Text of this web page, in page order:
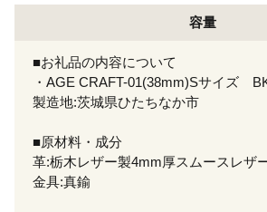
容量
■お礼品の内容について
・AGE CRAFT-01(38mm)Sサイズ
製造地:茨城県ひたちなか市
■原材料・成分
革:栃木レザー製4mm厚スムースレザ
金具:真鍮